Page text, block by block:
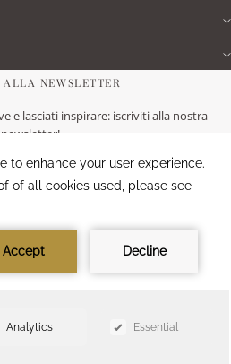
NEWSLETTER
e lasciati inspirare: iscriviti alla nostra
newsletter!
ORA
DEGLI OSPITI
PolicyCookies